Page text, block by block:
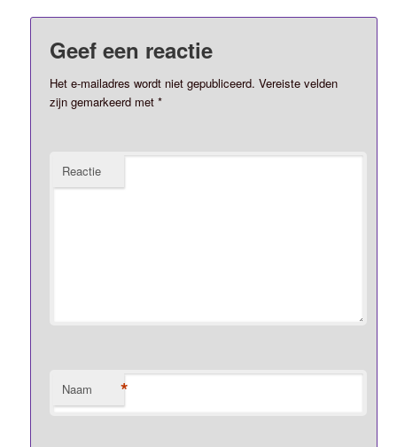
Geef een reactie
Het e-mailadres wordt niet gepubliceerd. Vereiste velden
zijn gemarkeerd met*
Reactie
Naam *